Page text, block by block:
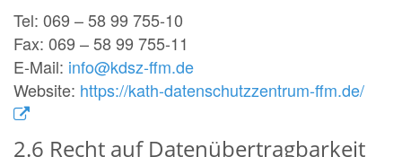
Tel: 069 – 58 99 755-10
Fax: 069 – 58 99 755-11
E-Mail: info@kdsz-ffm.de
Website: https://kath-datenschutzzentrum-ffm.de/
2.6 Recht auf Datenübertragbarkeit